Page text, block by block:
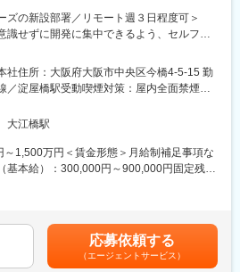
クチャやシステム設計、プロトタイピング
イノベーションを推進する役割を担うこと
ノベーションオフィス ソフトウェアディ
ス
ョンカンパニー」として業界をリードして
様や社会に最大の価値を継続的に提供して
ッショナルなエンジニアリング集団の独立
※就業規則 第44条に基づき出向を命じる
ズの新設部署／リモート週３日程度可＞
識せずに開発に集中できるよう、セルフサ
性向上やアプリケーションの迅速なデリバ
自動化ワークフロー、標準化された環境の
「内部開発者プラットフォーム（IDP）」の
ォームとその上で稼働するアプリケーショ
向上させる
社住所：大阪府大阪市中央区今橋4-5-15 勤
／淀屋橋駅受動喫煙対策：屋内全面禁煙変
る事業所（リモートワーク含む）
大江橋駅
～1,500万円＜賃金形態＞月給制補足事項な
基本給）：300,000円～900,000円固定残業
1回（6月）・所定時間外労働：有（時間外
30時間分の固定時間外手当を支給、30時間
ついては別途時間外手当を支給）※管理監督
応募依頼する
（エージェントサービス）